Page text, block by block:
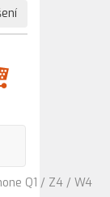
Q1 / Z4 / W4